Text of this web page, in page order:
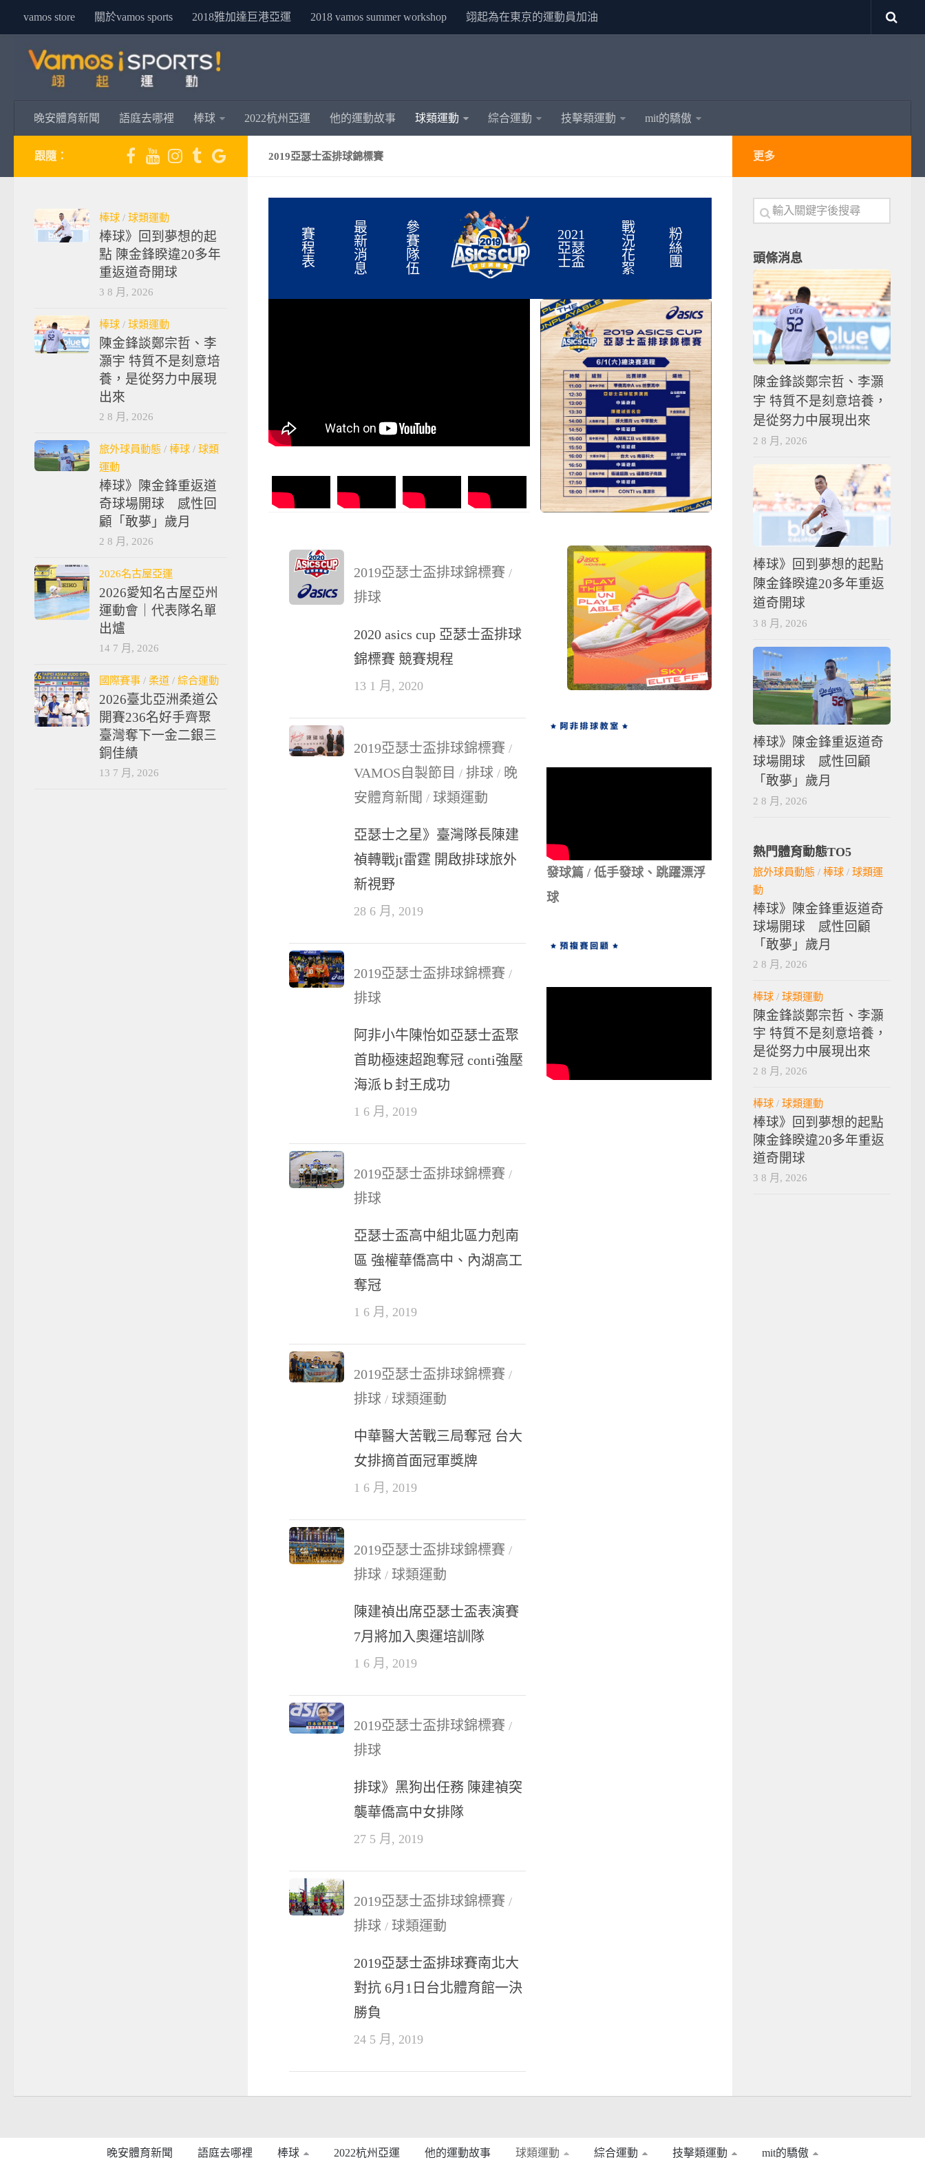
vamos store 關於vamos sports 2018雅加達巨港亞運 2018 vamos summer workshop 翊起為在東京的運動員加油
晚安體育新聞 語庭去哪裡 棒球 2022杭州亞運 他的運動故事 球類運動 綜合運動 技擊類運動 mit的驕傲
2019亞瑟士盃排球錦標賽
賽
程
表
最
新
消
息
參
賽
隊
伍
2021
亞瑟
士盃
戰
況
花
絮
粉
絲
團
2019亞瑟士盃排球錦標賽 /
排球
2020 asics cup 亞瑟士盃排球
錦標賽 競賽規程
13 1 月, 2020
2019亞瑟士盃排球錦標賽 /
VAMOS自製節目 / 排球 / 晚
安體育新聞 / 球類運動
亞瑟士之星》臺灣隊長陳建
禎轉戰jt雷霆 開啟排球旅外
新視野
28 6 月, 2019
2019亞瑟士盃排球錦標賽 /
排球
阿非小牛陳怡如亞瑟士盃聚
首助極速超跑奪冠 conti強壓
海派ｂ封王成功
1 6 月, 2019
2019亞瑟士盃排球錦標賽 /
排球
亞瑟士盃高中組北區力剋南
區 強權華僑高中、內湖高工
奪冠
1 6 月, 2019
2019亞瑟士盃排球錦標賽 /
排球 / 球類運動
中華醫大苦戰三局奪冠 台大
女排摘首面冠軍獎牌
1 6 月, 2019
2019亞瑟士盃排球錦標賽 /
排球 / 球類運動
陳建禎出席亞瑟士盃表演賽
7月將加入奧運培訓隊
1 6 月, 2019
2019亞瑟士盃排球錦標賽 /
排球
排球》黑狗出任務 陳建禎突
襲華僑高中女排隊
27 5 月, 2019
2019亞瑟士盃排球錦標賽 /
排球 / 球類運動
2019亞瑟士盃排球賽南北大
對抗 6月1日台北體育館一決
勝負
24 5 月, 2019
發球篇 / 低手發球、跳躍漂浮
球
跟隨：
棒球 / 球類運動
棒球》回到夢想的起
點 陳金鋒睽違20多年
重返道奇開球
3 8 月, 2026
棒球 / 球類運動
陳金鋒談鄭宗哲、李
灝宇 特質不是刻意培
養，是從努力中展現
出來
2 8 月, 2026
旅外球員動態 / 棒球 / 球類
運動
棒球》陳金鋒重返道
奇球場開球 感性回
顧「敢夢」歲月
2 8 月, 2026
2026名古屋亞運
2026愛知名古屋亞州
運動會｜代表隊名單
出爐
14 7 月, 2026
國際賽事 / 柔道 / 綜合運動
2026臺北亞洲柔道公
開賽236名好手齊聚
臺灣奪下一金二銀三
銅佳績
13 7 月, 2026
更多
頭條消息
陳金鋒談鄭宗哲、李灝
宇 特質不是刻意培養，
是從努力中展現出來
2 8 月, 2026
棒球》回到夢想的起點
陳金鋒睽違20多年重返
道奇開球
3 8 月, 2026
棒球》陳金鋒重返道奇
球場開球 感性回顧
「敢夢」歲月
2 8 月, 2026
熱門體育動態TO5
旅外球員動態 / 棒球 / 球類運
動
棒球》陳金鋒重返道奇
球場開球 感性回顧
「敢夢」歲月
2 8 月, 2026
棒球 / 球類運動
陳金鋒談鄭宗哲、李灝
宇 特質不是刻意培養，
是從努力中展現出來
2 8 月, 2026
棒球 / 球類運動
棒球》回到夢想的起點
陳金鋒睽違20多年重返
道奇開球
3 8 月, 2026
晚安體育新聞 語庭去哪裡 棒球 2022杭州亞運 他的運動故事 球類運動 綜合運動 技擊類運動 mit的驕傲